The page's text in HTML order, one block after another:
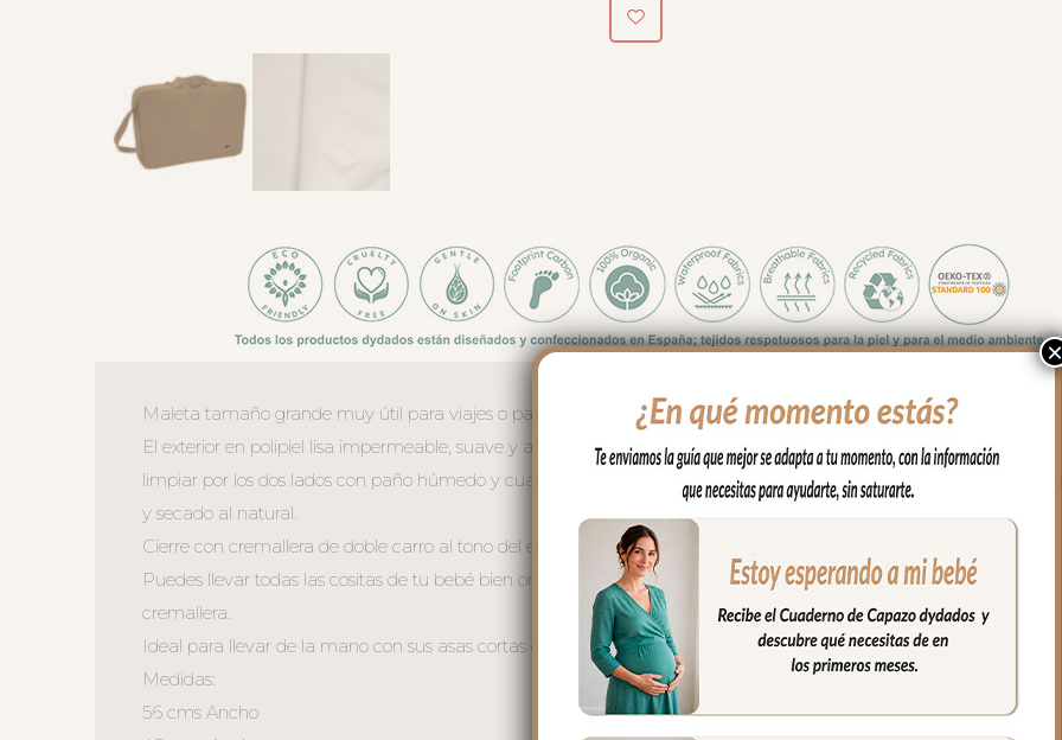
Maleta tamaño grande muy útil para viajes o para maleta de hospital
El exterior en polipiel lisa impermeable, suave y agradable al tacto. Para el interior tejido blanco impermeable;
limpiar por los dos lados con paño húmedo y cuando necesites puedes lavar en lavadora siempre agua fría
y secado al natural.
Cierre con cremallera de doble carro al tono del estampado.
Puedes llevar todas las cositas de tu bebé bien organizadas y sujetas en el interior y además cuenta con un bolsillo
cremallera.
Ideal para llevar de la mano con sus asas cortas o llevar al hombro con el asa largo.
Medidas:
56 cms Ancho
×